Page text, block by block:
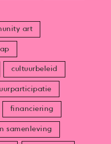
art
cultuurbeleid
financiering
samenleving